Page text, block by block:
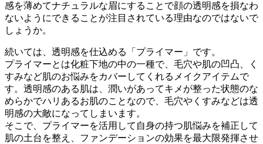
感を薄めてナチュラルな眉にすることで顔の透明感を損なわ
ないようにできることが注目されている理由なのではないで
しょうか。
続いては、透明感を仕込める「プライマー」です。
プライマーとは化粧下地の中の一種で、毛穴や肌の凹凸、く
すみなど肌のお悩みをカバーしてくれるメイクアイテムで
す。透明感のある肌は、潤いがあってキメが整った状態のな
めらかでハリあるお肌のことなので、毛穴やくすみなどは透
明感の大敵になってしまいます。
そこで、プライマーを活用して自身の持つ肌悩みを補正して
肌の土台を整え、ファンデーションの効果を最大限発揮させ